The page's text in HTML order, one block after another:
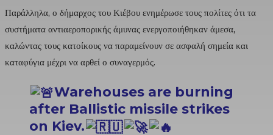
Παράλληλα, ο δήμαρχος του Κιέβου ενημέρωσε τους πολίτες ότι τα
συστήματα αντιαεροπορικής άμυνας ενεργοποιήθηκαν άμεσα,
καλώντας τους κατοίκους να παραμείνουν σε ασφαλή σημεία και
καταφύγια μέχρι να αρθεί ο συναγερμός.
Warehouses are burning
after Ballistic missile strikes
on Kiev.